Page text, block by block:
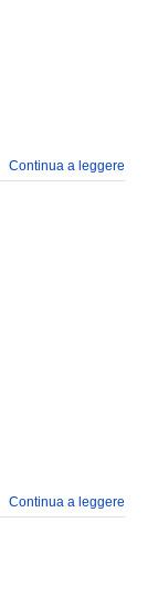
Continua a leggere
Continua a leggere